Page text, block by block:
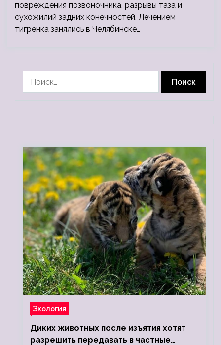
повреждения позвоночника, разрывы таза и
сухожилий задних конечностей. Лечением
тигренка занялись в Челябинске…
Экология
Диких животных после изъятия хотят
разрешить передавать в частные